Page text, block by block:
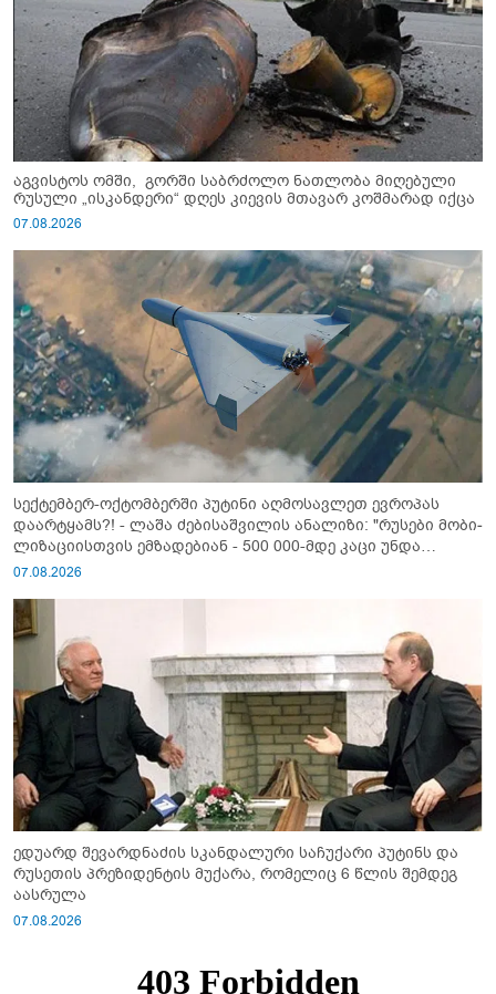
აგვისტოს ომში, გორში საბრძოლო ნათლობა მიღებული
რუსული „ისკანდერი“ დღეს კიევის მთავარ კოშმარად იქცა
07.08.2026
სექტემბერ-ოქტომბერში პუტინი აღმოსავლეთ ევროპას
დაარტყამს?! - ლაშა ძებისაშვილის ანალიზი: "რუსები მობი­
ლიზაციისთვის ემზადებიან - 500 000-მდე კაცი უნდა
გაიწვიონ ომში"
07.08.2026
ედუარდ შევარდნაძის სკანდალური საჩუქარი პუტინს და
რუსეთის პრეზიდენტის მუქარა, რომელიც 6 წლის შემდეგ
აასრულა
07.08.2026